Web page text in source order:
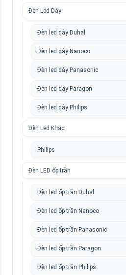
Đèn Led Dây
Đèn led dây Duhal
Đèn led dây Nanoco
Đèn led dây Panasonic
Đèn led dây Paragon
Đèn led dây Philips
Đèn Led Khác
Philips
Đèn LED ốp trần
Đèn led ốp trần Duhal
Đèn led ốp trần Nanoco
Đèn led ốp trần Panasonic
Đèn led ốp trần Paragon
Đèn led ốp trần Philips